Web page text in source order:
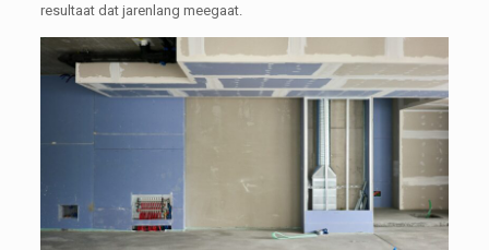
resultaat dat jarenlang meegaat.